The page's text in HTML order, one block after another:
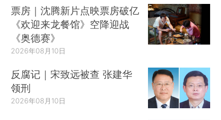
票房｜沈腾新片点映票房破亿
《欢迎来龙餐馆》空降迎战
《奥德赛》
2026年08月10日
反腐记｜宋致远被查 张建华
领刑
2026年08月10日